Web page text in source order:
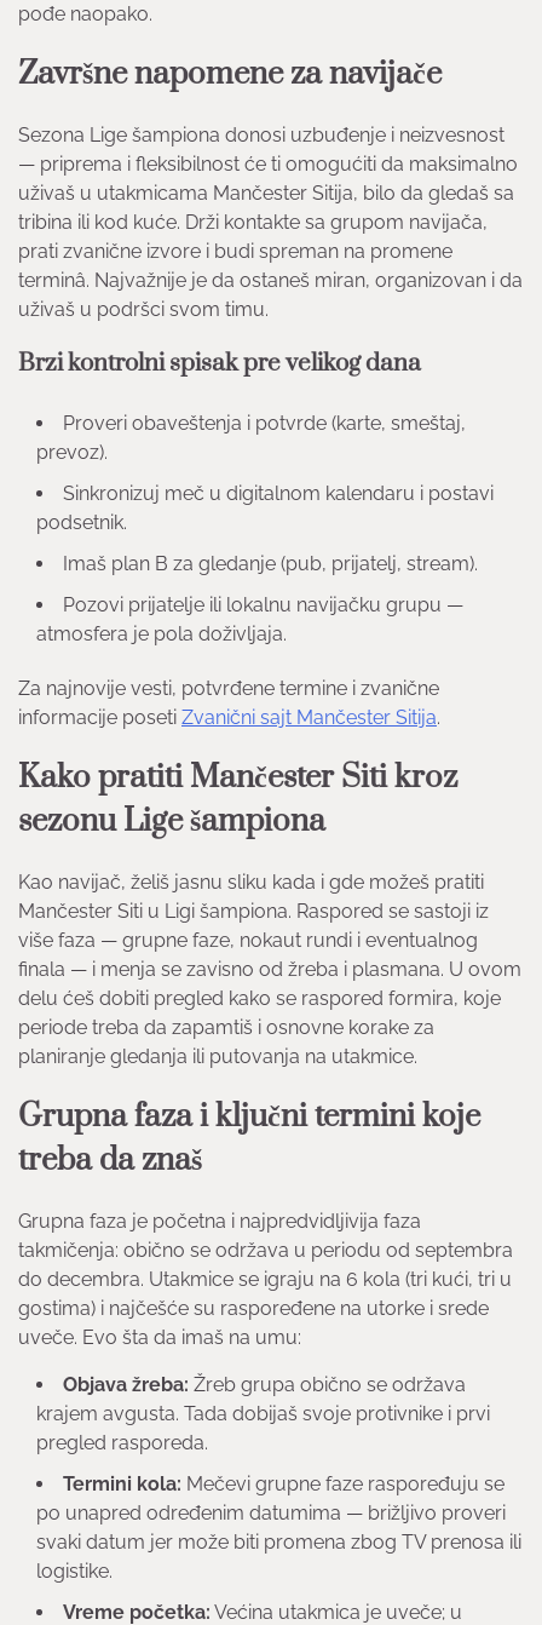
pođe naopako.
Završne napomene za navijače
Sezona Lige šampiona donosi uzbuđenje i neizvesnost
— priprema i fleksibilnost će ti omogućiti da maksimalno
uživaš u utakmicama Mančester Sitija, bilo da gledaš sa
tribina ili kod kuće. Drži kontakte sa grupom navijača,
prati zvanične izvore i budi spreman na promene
terminâ. Najvažnije je da ostaneš miran, organizovan i da
uživaš u podršci svom timu.
Brzi kontrolni spisak pre velikog dana
Proveri obaveštenja i potvrde (karte, smeštaj,
prevoz).
Sinkronizuj meč u digitalnom kalendaru i postavi
podsetnik.
Imaš plan B za gledanje (pub, prijatelj, stream).
Pozovi prijatelje ili lokalnu navijačku grupu —
atmosfera je pola doživljaja.
Za najnovije vesti, potvrđene termine i zvanične
informacije poseti Zvanični sajt Mančester Sitija.
Kako pratiti Mančester Siti kroz
sezonu Lige šampiona
Kao navijač, želiš jasnu sliku kada i gde možeš pratiti
Mančester Siti u Ligi šampiona. Raspored se sastoji iz
više faza — grupne faze, nokaut rundi i eventualnog
finala — i menja se zavisno od žreba i plasmana. U ovom
delu ćeš dobiti pregled kako se raspored formira, koje
periode treba da zapamtiš i osnovne korake za
planiranje gledanja ili putovanja na utakmice.
Grupna faza i ključni termini koje
treba da znaš
Grupna faza je početna i najpredvidljivija faza
takmičenja: obično se održava u periodu od septembra
do decembra. Utakmice se igraju na 6 kola (tri kući, tri u
gostima) i najčešće su raspoređene na utorke i srede
uveče. Evo šta da imaš na umu:
Objava žreba: Žreb grupa obično se održava
krajem avgusta. Tada dobijaš svoje protivnike i prvi
pregled rasporeda.
Termini kola: Mečevi grupne faze raspoređuju se
po unapred određenim datumima — brižljivo proveri
svaki datum jer može biti promena zbog TV prenosa ili
logistike.
Vreme početka: Većina utakmica je uveče; u